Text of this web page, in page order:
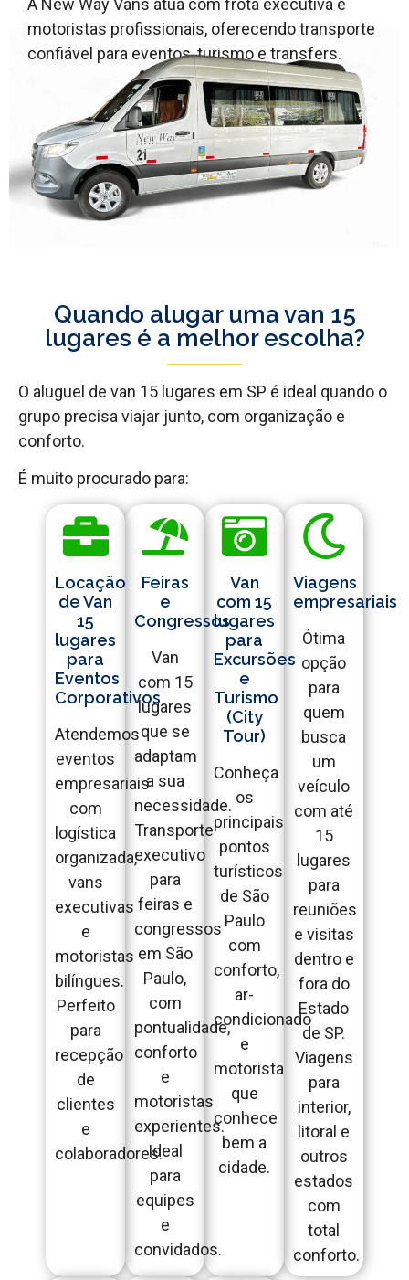
A New Way Vans atua com frota executiva e
motoristas profissionais, oferecendo transporte
confiável para eventos, turismo e transfers.
Quando alugar uma van 15
lugares é a melhor escolha?
O aluguel de van 15 lugares em SP é ideal quando o
grupo precisa viajar junto, com organização e
conforto.
É muito procurado para:
Locação
de Van
15
lugares
para
Eventos
Corporativos
Atendemos
eventos
empresariais
com
logística
organizada,
vans
executivas
e
motoristas
bilíngues.
Perfeito
para
recepção
de
clientes
e
colaboradores.
Feiras
e
Congressos
Van
com 15
lugares
que se
adaptam
a sua
necessidade.
Transporte
executivo
para
feiras e
congressos
em São
Paulo,
com
pontualidade,
conforto
e
motoristas
experientes.
Ideal
para
equipes
e
convidados.
Van
com 15
lugares
para
Excursões
e
Turismo
(City
Tour)
Conheça
os
principais
pontos
turísticos
de São
Paulo
com
conforto,
ar-
condicionado
e
motorista
que
conhece
bem a
cidade.
Viagens
empresariais
Ótima
opção
para
quem
busca
um
veículo
com até
15
lugares
para
reuniões
e visitas
dentro e
fora do
Estado
de SP.
Viagens
para
interior,
litoral e
outros
estados
com
total
conforto.